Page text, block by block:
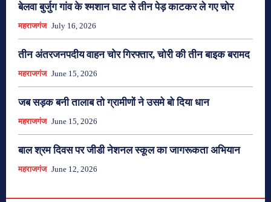
बेलवा बुर्जुग गांव के श्मशान घाट से तीन पेड़ काटकर ले गए चोर
महराजगंज July 16, 2026
तीन अंतरजनपदीय वाहन चोर गिरफ्तार, चोरी की तीन बाइक बरामद
महराजगंज June 15, 2026
जब सड़क बनी तालाब तो ग्रामीणों ने उसमे बो दिया धान
महराजगंज June 15, 2026
बाल श्रम दिवस पर जीडी नेशनल स्कूल का जागरूकता अभियान
महराजगंज June 12, 2026